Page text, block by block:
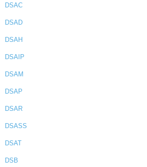
DSAC
DSAD
DSAH
DSAIP
DSAM
DSAP
DSAR
DSASS
DSAT
DSB